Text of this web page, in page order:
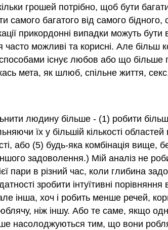
грошей потрібно, щоб бути
самого багатого від самого
прикордонні випадки можуть
часто можливі та корисні. Але більш
існує любов або що
мета, як шлюб, спільне життя,
людину більше - (1) робити
їх у більшій кількості
або (5) будь-яка комбінація
задоволення.) Мій аналіз не
пари в різний час, коли глибина
зробити інтуїтивні
інша, хоч і робить менше речей,
ніж іншу. Або те саме, якщо
насолоджуються тим, що вони